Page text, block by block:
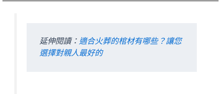
延伸閱讀： 適合火葬的棺材有哪些？讓您
選擇對親人最好的